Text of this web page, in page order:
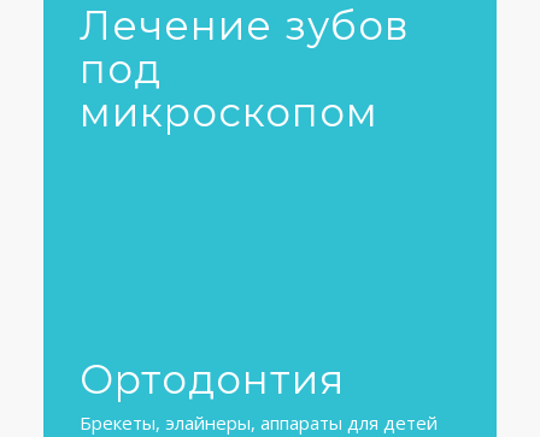
Лечение зубов
под
микроскопом
Ортодонтия
Брекеты, элайнеры, аппараты для детей